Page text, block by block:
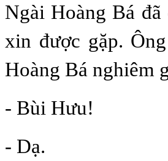
Ngài Hoàng Bá
xin được gặp.
Hoàng Bá nghiêm
- Bùi Hưu!
- Dạ.